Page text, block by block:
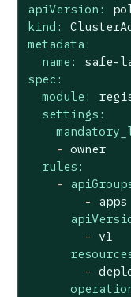
apiVersion:
kind:
metadata:
name:
safe-
spec:
module:
settings:
- owner
rules:
-
-
apps
-
v1
-